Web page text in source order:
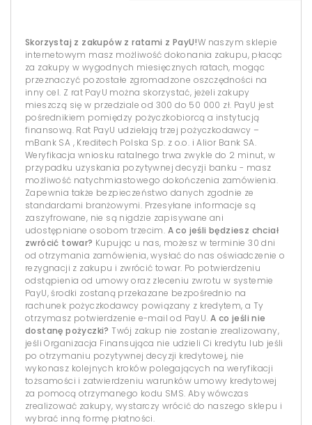
Skorzystaj z zakupów z ratami z PayU!W naszym sklepie
internetowym masz możliwość dokonania zakupu, płacąc
za zakupy w wygodnych miesięcznych ratach, mogąc
przeznaczyć pozostałe zgromadzone oszczędności na
inny cel. Z rat PayU można skorzystać, jeżeli zakupy
mieszczą się w przedziale od 300 do 50 000 zł. PayU jest
pośrednikiem pomiędzy pożyczkobiorcą a instytucją
finansową. Rat PayU udzielają trzej pożyczkodawcy –
mBank SA , Kreditech Polska Sp. z o.o. i Alior Bank SA.
Weryfikacja wniosku ratalnego trwa zwykle do 2 minut, w
przypadku uzyskania pozytywnej decyzji banku - masz
możliwość natychmiastowego dokończenia zamówienia.
Zapewnia także bezpieczeństwo danych zgodnie ze
standardami branżowymi. Przesyłane informacje są
zaszyfrowane, nie są nigdzie zapisywane ani
udostępniane osobom trzecim. A co jeśli będziesz chciał
zwrócić towar? Kupując u nas, możesz w terminie 30 dni
od otrzymania zamówienia, wysłać do nas oświadczenie o
rezygnacji z zakupu i zwrócić towar. Po potwierdzeniu
odstąpienia od umowy oraz zleceniu zwrotu w systemie
PayU, środki zostaną przekazane bezpośrednio na
rachunek pożyczkodawcy powiązany z kredytem, a Ty
otrzymasz potwierdzenie e-mail od PayU. A co jeśli nie
dostanę pożyczki? Twój zakup nie zostanie zrealizowany,
jeśli Organizacja Finansująca nie udzieli Ci kredytu lub jeśli
po otrzymaniu pozytywnej decyzji kredytowej, nie
wykonasz kolejnych kroków polegających na weryfikacji
tożsamości i zatwierdzeniu warunków umowy kredytowej
za pomocą otrzymanego kodu SMS. Aby wówczas
zrealizować zakupy, wystarczy wrócić do naszego sklepu i
wybrać inną formę płatności.